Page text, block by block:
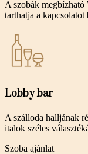
A szobák
tarthatja a
Lobby bar
A szálloda halljának
italok széles
Szoba ajánlat